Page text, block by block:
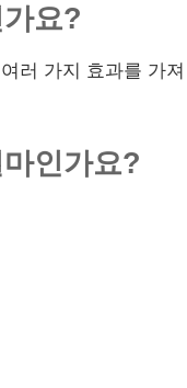
요?
러 가지 효과를 가져
인가요?